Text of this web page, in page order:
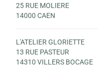
25 RUE MOLIERE
14000 CAEN
L'ATELIER GLORIETTE
13 RUE PASTEUR
14310 VILLERS BOCAGE